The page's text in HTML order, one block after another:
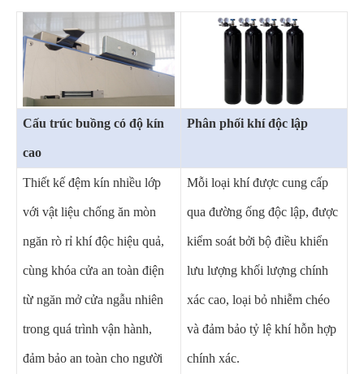
Cấu trúc buồng có độ kín
cao
Phân phối khí độc lập
Thiết kế đệm kín nhiều lớp
với vật liệu chống ăn mòn
ngăn rò rỉ khí độc hiệu quả,
cùng khóa cửa an toàn điện
từ ngăn mở cửa ngẫu nhiên
trong quá trình vận hành,
đảm bảo an toàn cho người
Mỗi loại khí được cung cấp
qua đường ống độc lập, được
kiểm soát bởi bộ điều khiển
lưu lượng khối lượng chính
xác cao, loại bỏ nhiễm chéo
và đảm bảo tỷ lệ khí hỗn hợp
chính xác.